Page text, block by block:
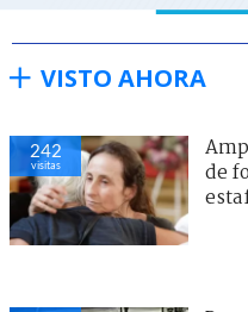
VISTO AHORA
242
visitas
de